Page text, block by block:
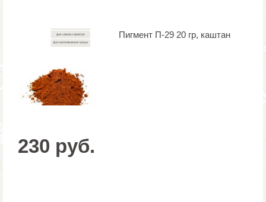
Пигмент П-29 20 гр, каштан
230 руб.